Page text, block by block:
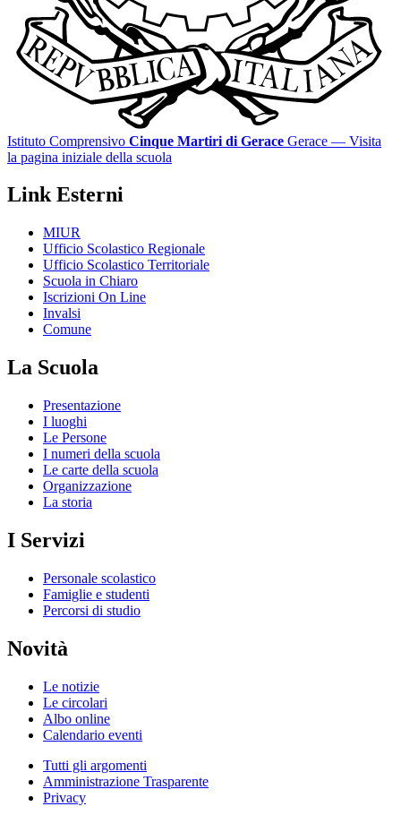
Istituto Comprensivo Cinque Martiri di Gerace Gerace — Visita
la pagina iniziale della scuola
Link Esterni
MIUR
Ufficio Scolastico Regionale
Ufficio Scolastico Territoriale
Scuola in Chiaro
Iscrizioni On Line
Invalsi
Comune
La Scuola
Presentazione
I luoghi
Le Persone
I numeri della scuola
Le carte della scuola
Organizzazione
La storia
I Servizi
Personale scolastico
Famiglie e studenti
Percorsi di studio
Novità
Le notizie
Le circolari
Albo online
Calendario eventi
Tutti gli argomenti
Amministrazione Trasparente
Privacy